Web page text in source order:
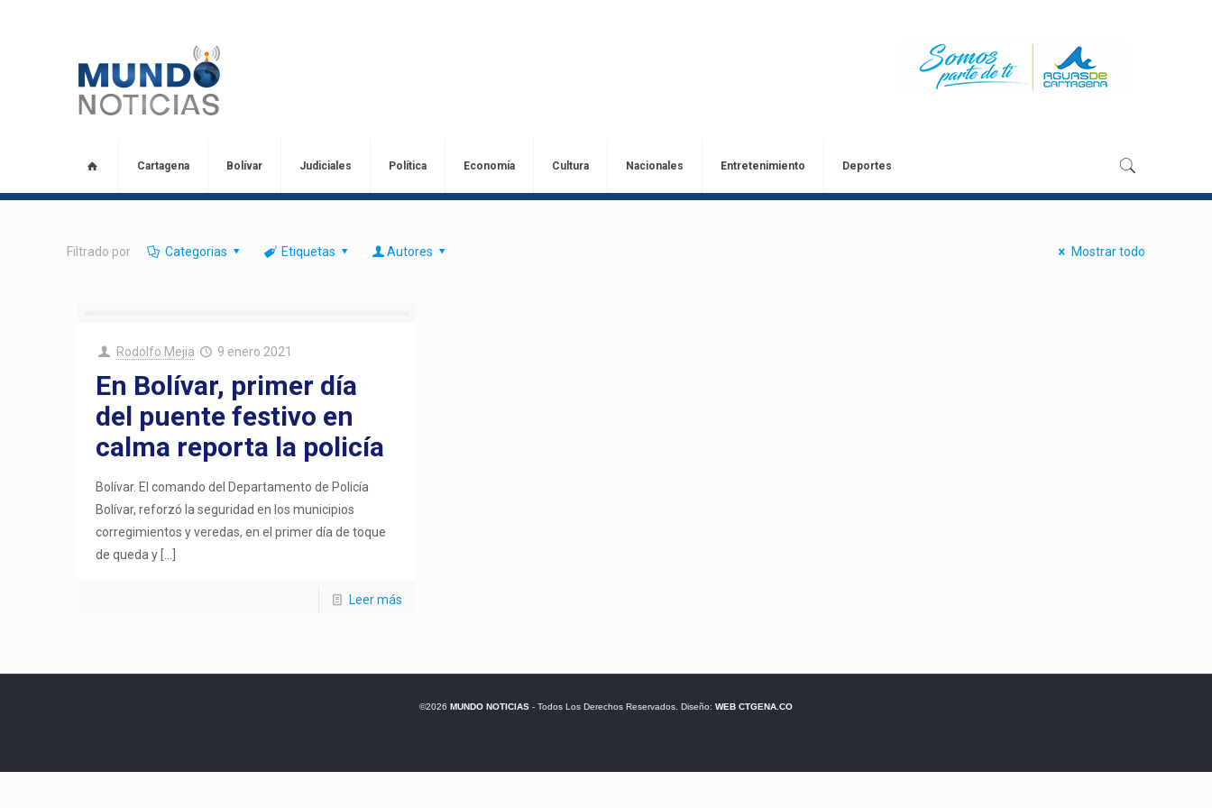
Cartagena Bolívar Judiciales Política Economía Cultura Nacionales Entretenimiento Deportes
Filtrado por Categorias Etiquetas Autores Mostrar todo
Rodolfo Mejia 9 enero 2021
En Bolívar, primer día
del puente festivo en
calma reporta la policía
Bolívar. El comando del Departamento de Policía
Bolívar, reforzó la seguridad en los municipios
corregimientos y veredas, en el primer día de toque
de queda y
Leer más
©2026 MUNDO NOTICIAS- Todos Los Derechos Reservados. Diseño: WEB CTGENA.CO